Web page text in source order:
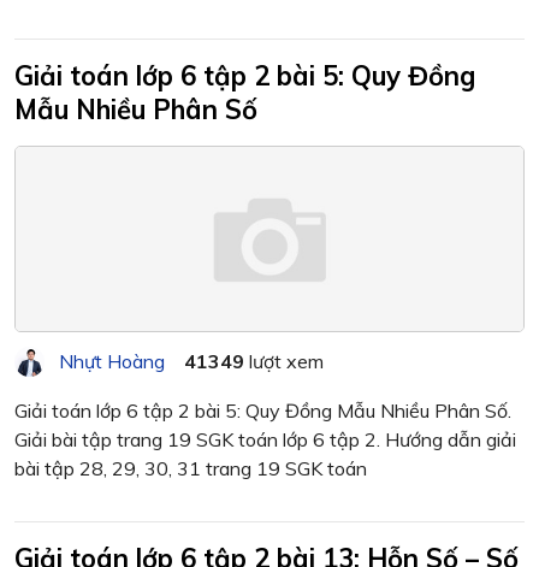
Giải toán lớp 6 tập 2 bài 5: Quy Đồng
Mẫu Nhiều Phân Số
Nhựt Hoàng 41349 lượt xem
Giải toán lớp 6 tập 2 bài 5: Quy Đồng Mẫu Nhiều Phân Số.
Giải bài tập trang 19 SGK toán lớp 6 tập 2. Hướng dẫn giải
bài tập 28, 29, 30, 31 trang 19 SGK toán
Giải toán lớp 6 tập 2 bài 13: Hỗn Số – Số